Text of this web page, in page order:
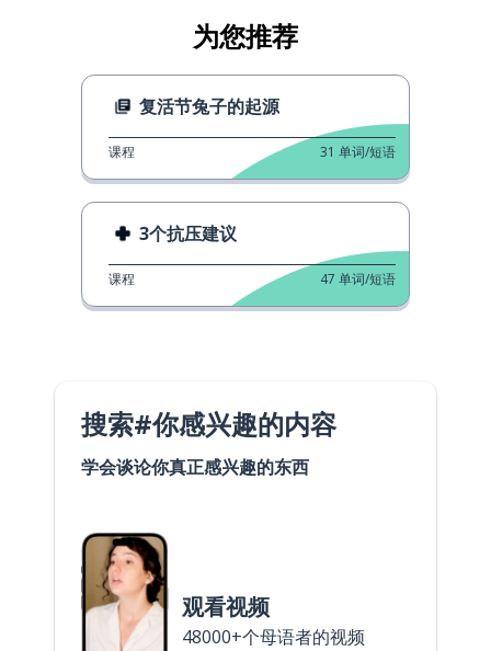
为您推荐
复活节兔子的起源
课程 31 单词/短语
3个抗压建议
课程 47 单词/短语
搜索#你感兴趣的内容
学会谈论你真正感兴趣的东西
观看视频
48000+个母语者的视频